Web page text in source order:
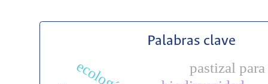
Palabras clave
pastizal